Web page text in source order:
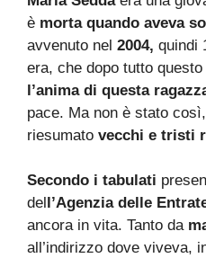
è morta quando aveva
avvenuto nel 2004, quindi
era, che dopo tutto questo
l’anima di questa
pace. Ma non è stato
riesumato vecchi e tristi
Secondo i tabulati
del l’Agenzia delle
ancora in vita. Tanto da
all’indirizzo dove viveva,